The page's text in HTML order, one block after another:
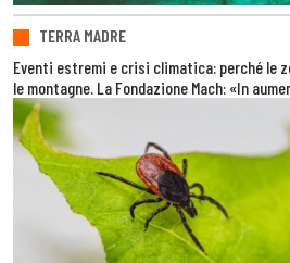
TERRA MADRE
Eventi estremi e crisi climatica: perché le
le montagne. La Fondazione Mach: «In